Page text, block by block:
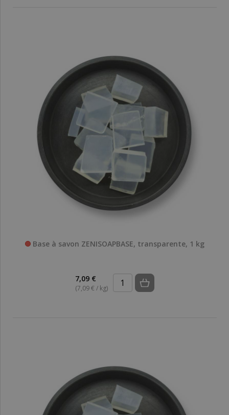
Base à savon ZENISOAPBASE, transparente, 1 kg
7,09 €
(7,09 € / kg)